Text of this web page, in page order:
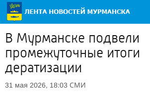
В Мурманске подвели
промежуточные итоги
дератизации
31 мая 2026, 18:03 СМИ